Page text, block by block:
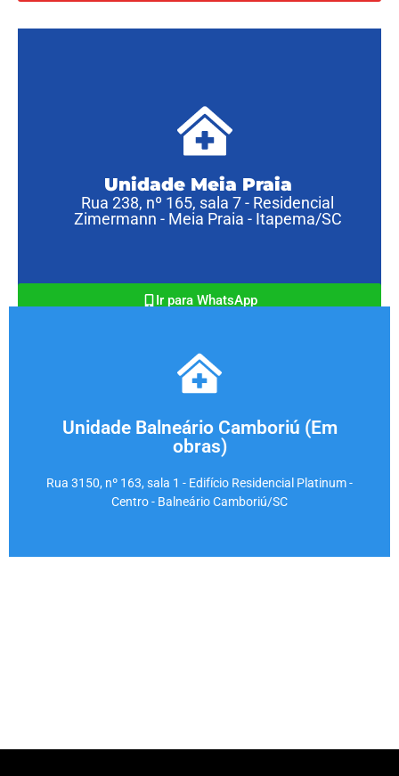
Unidade Meia Praia
Rua 238, nº 165, sala 7 - Residencial
Zimermann - Meia Praia - Itapema/SC
Ir para WhatsApp
+55 47 2033-4293
Unidade Balneário Camboriú (Em
obras)
Rua 3150, nº 163, sala 1 - Edifício Residencial Platinum -
Centro - Balneário Camboriú/SC
Entre em contato: